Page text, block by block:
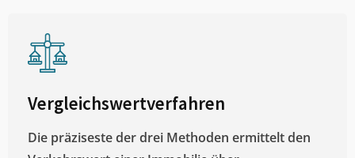
Vergleichswertverfahren
Die präziseste der drei Methoden ermittelt den